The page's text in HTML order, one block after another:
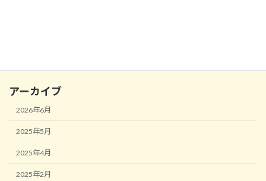
アーカイブ
2026年6月
2025年5月
2025年4月
2025年2月